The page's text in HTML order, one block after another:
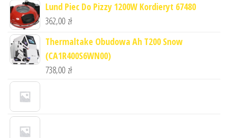
Lund Piec Do Pizzy 1200W Kordieryt 67480
362,00 zł
Thermaltake Obudowa Ah T200 Snow
(CA1R400S6WN00)
738,00 zł